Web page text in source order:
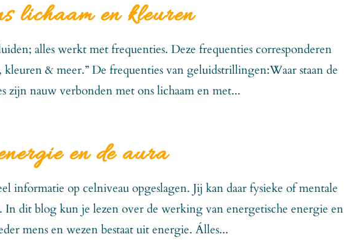
lichaam en kleuren
alles werkt met frequenties. Deze frequenties corresponderen
& meer.” De frequenties van geluidstrillingen:Waar staan de
zijn nauw verbonden met ons lichaam en met...
en de aura
informatie op celniveau opgeslagen. Jij kan daar fysieke of mentale
In dit blog kun je lezen over de werking van energetische energie en
mens en wezen bestaat uit energie. Álles...